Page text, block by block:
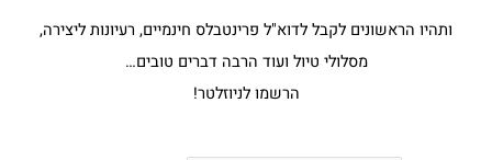
ותהיו הראשונים לקבל לדוא"ל פרינטבלס חינמיים, רעיונות ליצירה,
מסלולי טיול ועוד הרבה דברים טובים…
הרשמו לניוזלטר!